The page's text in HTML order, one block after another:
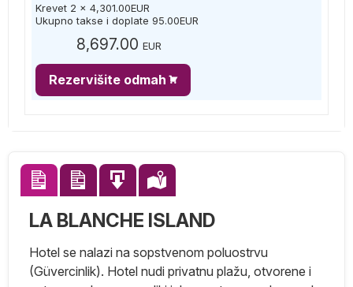
Krevet 2 x 4,301.00EUR
Ukupno takse i doplate 95.00EUR
8,697.00 EUR
Rezervišite odmah
LA BLANCHE ISLAND
Hotel se nalazi na sopstvenom poluostrvu
(Güvercinlik). Hotel nudi privatnu plažu, otvorene i